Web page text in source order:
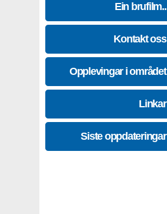
Ein brufilm..
Kontakt oss
Opplevingar i området
Linkar
Siste oppdateringar